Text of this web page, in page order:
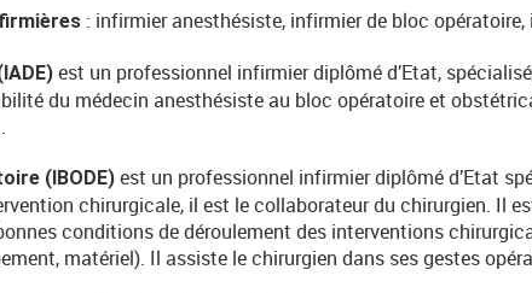
: infirmier anesthésiste, infirmier de bloc
est un professionnel infirmier diplômé d’Etat,
du médecin anesthésiste au bloc opératoire et
(IBODE) est un professionnel infirmier diplômé d’Etat
chirurgicale, il est le collaborateur du chirurgien. Il
conditions de déroulement des interventions
matériel). Il assiste le chirurgien dans ses gestes